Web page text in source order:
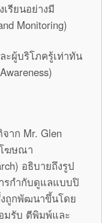
รียนอย่างมี
Monitoring)
ะผู้บริโภครู้เท่าทัน
าก Mr. Glen
ฆษณา
อธิบายถึงรูป
รกำกับดูแลแบบปิ
งถูกพัฒนาขึ้นโดย
มรับ ตีพิมพ์และ